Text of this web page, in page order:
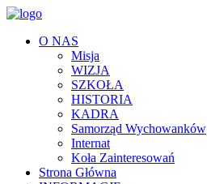
O NAS
Misja
WIZJA
SZKOŁA
HISTORIA
KADRA
Samorząd Wychowanków
Internat
Koła Zainteresowań
Strona Główna